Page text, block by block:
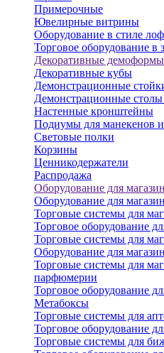
Примерочные
Ювелирные витрины
Оборудование в стиле
Торговое оборудование в
Декоративные демоформы
Декоративные кубы
Демонстрационные
Демонстрационные
Настенные кронштейны
Подиумы для манекенов и
Световые полки
Корзины
Ценникодержатели
Распродажа
Оборудование для
Оборудование для
Торговые системы для
Торговое оборудование
Торговые системы для
Оборудование для
Торговые системы для
парфюмерии
Торговое оборудование
Метабоксы
Торговые системы для
Торговое оборудование
Торговые системы для